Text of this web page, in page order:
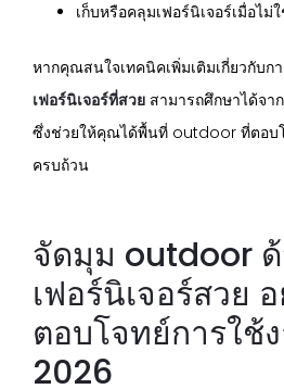
เก็บหรือคลุมเฟอร์นิเจอร์เมื่อไ
หากคุณสนใจเทคนิคเพิ่มเติมเกี่ยวกับก
เฟอร์นิเจอร์ที่สวย สามารถศึกษาได้จา
ซึ่งช่วยให้คุณได้พื้นที่ outdoor ที่ตอบโ
ครบถ้วน
จัดมุม outdoor
เฟอร์นิเจอร์สวย
ตอบโจทย์การใช้
2026